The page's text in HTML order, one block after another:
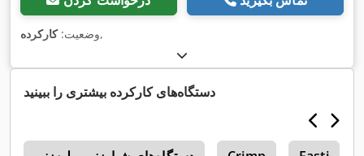
وضعیت:کارکرده ,
دستگاه‌های کارکرده بیشتری را ببینید